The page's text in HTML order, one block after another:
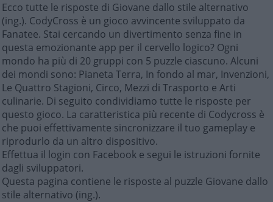
Ecco tutte le risposte di Giovane dallo stile alternativo
(ing.). CodyCross è un gioco avvincente sviluppato da
Fanatee. Stai cercando un divertimento senza fine in
questa emozionante app per il cervello logico? Ogni
mondo ha più di 20 gruppi con 5 puzzle ciascuno. Alcuni
dei mondi sono: Pianeta Terra, In fondo al mar, Invenzioni,
Le Quattro Stagioni, Circo, Mezzi di Trasporto e Arti
culinarie. Di seguito condividiamo tutte le risposte per
questo gioco. La caratteristica più recente di Codycross è
che puoi effettivamente sincronizzare il tuo gameplay e
riprodurlo da un altro dispositivo.
Effettua il login con Facebook e segui le istruzioni fornite
dagli sviluppatori.
Questa pagina contiene le risposte al puzzle Giovane dallo
stile alternativo (ing.).